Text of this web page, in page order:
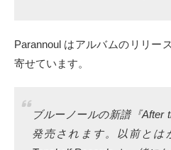
Soundcloud
Parannoul はアルバムのリリー
寄せています。
ブルーノールの新譜『After
発売されます。以前とは